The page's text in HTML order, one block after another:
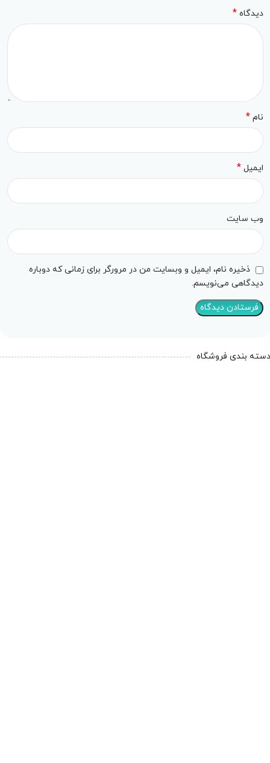
دیدگاه*
نام*
ایمیل*
وب‌ سایت
ذخیره نام، ایمیل و وبسایت من در مرورگر برای زمانی که دوباره
دیدگاهی می‌نویسم.
بندی فروشگاه